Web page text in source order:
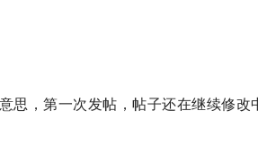
思，第一次发帖，帖子还在继续修改